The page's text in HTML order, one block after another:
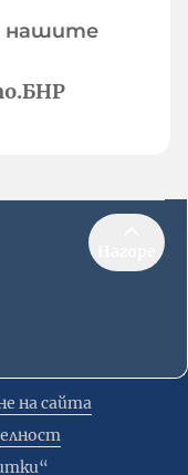
нашите
на сайта